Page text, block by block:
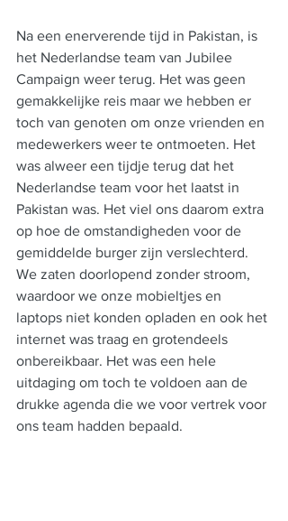
Na een enerverende tijd in Pakistan, is
het Nederlandse team van Jubilee
Campaign weer terug. Het was geen
gemakkelijke reis maar we hebben er
toch van genoten om onze vrienden en
medewerkers weer te ontmoeten. Het
was alweer een tijdje terug dat het
Nederlandse team voor het laatst in
Pakistan was. Het viel ons daarom extra
op hoe de omstandigheden voor de
gemiddelde burger zijn verslechterd.
We zaten doorlopend zonder stroom,
waardoor we onze mobieltjes en
laptops niet konden opladen en ook het
internet was traag en grotendeels
onbereikbaar. Het was een hele
uitdaging om toch te voldoen aan de
drukke agenda die we voor vertrek voor
ons team hadden bepaald.